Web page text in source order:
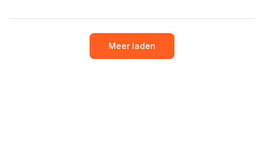
Meer laden